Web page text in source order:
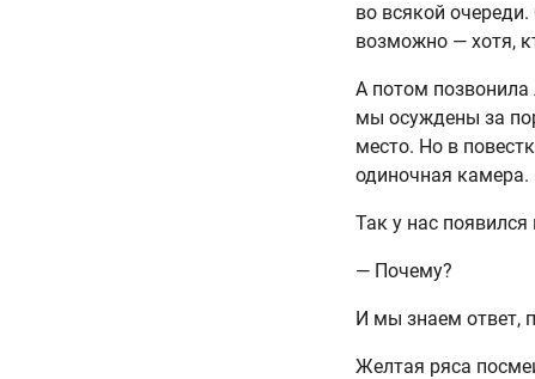
во всякой
возможно — хотя,
А потом
мы осуждены за
место. Но в
одиночная камера.
Так у нас появился
— Почему?
И мы знаем ответ,
Желтая ряса